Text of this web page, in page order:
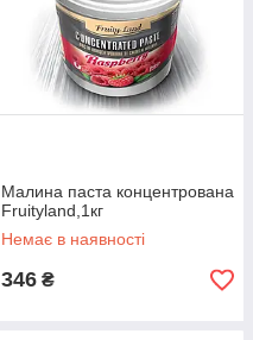
Малина паста концентрована
Fruityland,1кг
Немає в наявності
346 ₴